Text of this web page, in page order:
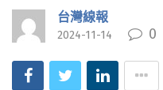
台灣線報
2024-11-14 0